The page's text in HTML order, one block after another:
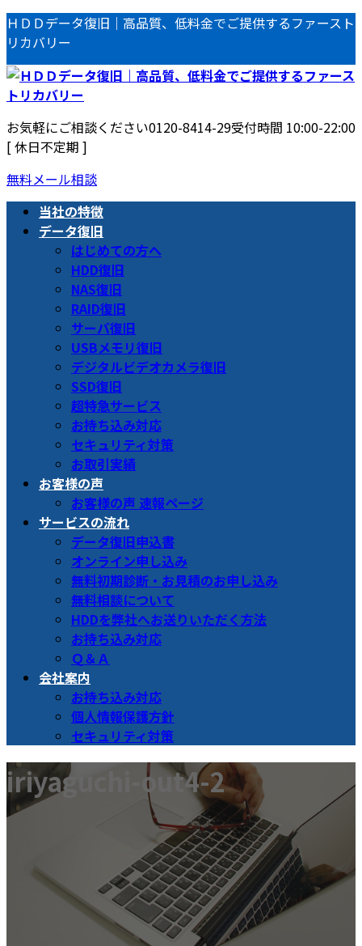
コ
ン
テ
ン
ツ
へ
ス
キ
ッ
プ
ナ
ビ
ゲ
ー
シ
ョ
ン
に
移
動
ＨＤＤデータ復旧｜高品質、低料金でご提供するファースト
リカバリー
お気軽にご相談ください0120-8414-29受付時間 10:00-22:00
[ 休日不定期 ]
無料メール相談
当社の特徴
データ復旧
はじめての方へ
HDD復旧
NAS復旧
RAID復旧
サーバ復旧
USBメモリ復旧
デジタルビデオカメラ復旧
SSD復旧
超特急サービス
お持ち込み対応
セキュリティ対策
お取引実績
お客様の声
お客様の声 速報ページ
サービスの流れ
データ復旧申込書
オンライン申し込み
無料初期診断・お見積のお申し込み
無料相談について
HDDを弊社へお送りいただく方法
お持ち込み対応
Ｑ＆Ａ
会社案内
お持ち込み対応
個人情報保護方針
セキュリティ対策
iriyaguchi-out4-2